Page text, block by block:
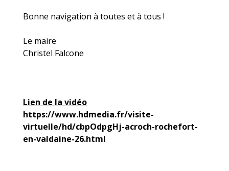
Bonne navigation à toutes et à tous !
Le maire
Christel Falcone
Lien de la vidéo
https://www.hdmedia.fr/visite-
virtuelle/hd/cbpOdpgHj-acroch-rochefort-
en-valdaine-26.html